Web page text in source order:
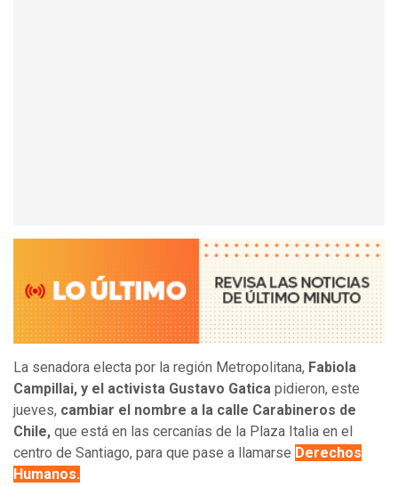
La senadora electa por la región Metropolitana, Fabiola
Campillai, y el activista Gustavo Gatica pidieron, este
jueves, cambiar el nombre a la calle Carabineros de
Chile, que está en las cercanías de la Plaza Italia en el
centro de Santiago, para que pase a llamarse Derechos
Humanos.